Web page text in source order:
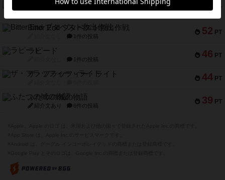
58 PT
ギャンブラー
52 PT
Bitter End ブタペスト救出作戦
1件の投稿
46 PT
ラピード
1件の投稿
44 PT
ザ・フラッフィー・ライト
39 PT
ふたつの城の物語
紹介文あり 6件の投稿